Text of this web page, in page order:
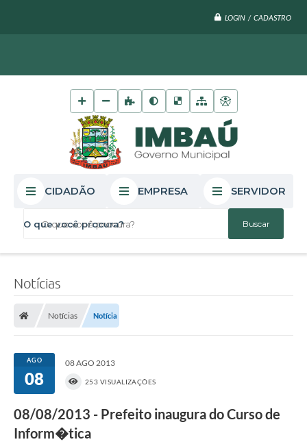
LOGIN / CADASTRO
O que você procura?
CIDADÃO EMPRESA SERVIDOR
Notícias
Notícias Notícia
AGO
08
08 AGO 2013
253 VISUALIZAÇÕES
08/08/2013 - Prefeito inaugura do Curso de
Inform�tica